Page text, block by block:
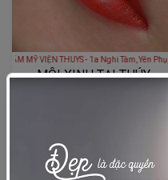
MỸ VIỆN THUYS - 1a Nghi Tàm, Yên Phụ,
MÔI XINH TẠI THÚY
Viện Thẩm Mỹ Quốc Tế Dr. Han - 119